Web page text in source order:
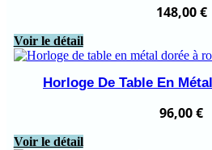
148,00€
Voir le détail
Horloge De Table En
96,00€
Voir le détail